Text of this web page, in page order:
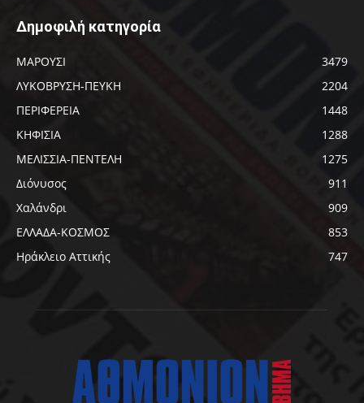
Δημοφιλή κατηγορία
ΜΑΡΟΥΣΙ
3479
ΛΥΚΟΒΡΥΣΗ-ΠΕΥΚΗ
2204
ΠΕΡΙΦΕΡΕΙΑ
1448
ΚΗΦΙΣΙΑ
1288
ΜΕΛΙΣΣΙΑ-ΠΕΝΤΕΛΗ
1275
Διόνυσος
911
Χαλάνδρι
909
ΕΛΛΑΔΑ-ΚΟΣΜΟΣ
853
Ηράκλειο Αττικής
747